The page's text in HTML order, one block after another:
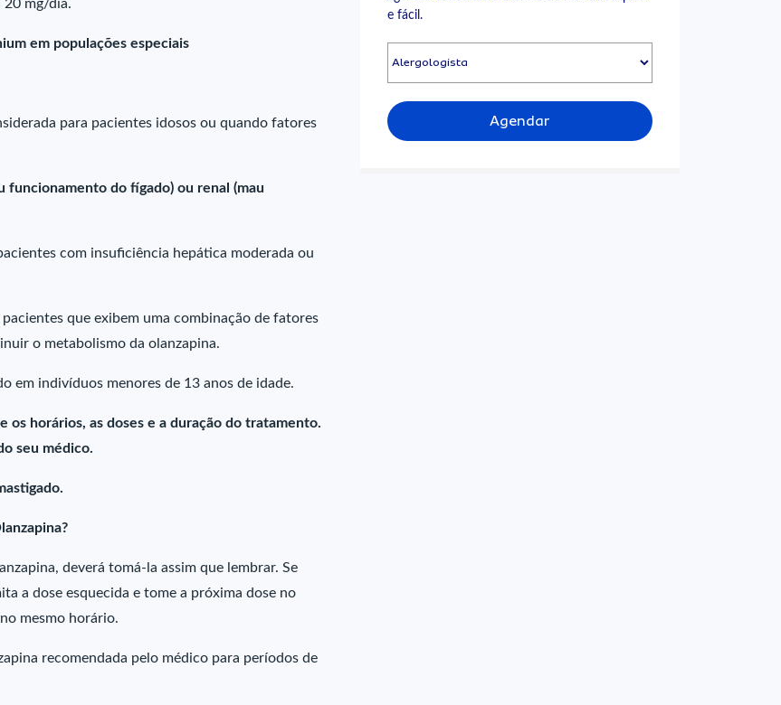
20 mg/dia.
em populações especiais
para pacientes idosos ou quando fatores
funcionamento do fígado) ou renal (mau
com insuficiência hepática moderada ou
que exibem uma combinação de fatores
o metabolismo da olanzapina.
em indivíduos menores de 13 anos de idade.
os horários, as doses e a duração do tratamento.
seu médico.
deverá tomá-la assim que lembrar. Se
a dose esquecida e tome a próxima dose no
mesmo horário.
recomendada pelo médico para períodos de
e fácil.
Agendar